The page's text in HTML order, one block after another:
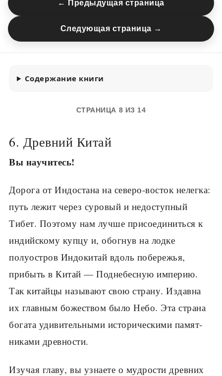
← Предыдущая страница
Следующая страница →
Содержание книги
СТРАНИЦА 8 ИЗ 14
6. Древний Китай
Вы научитесь!
Дорога от Индостана на северо-восток нелегка:
путь лежит через суровый и недоступный
Тибет. Поэтому нам лучше присоединиться к
индийскому купцу и, обогнув на лодке
полуостров Индокитай вдоль побережья,
прибыть в Китай — Поднебесную империю.
Так китайцы называют свою страну. Издавна
их главным божеством было Небо. Эта страна
богата удивительными историческими памят­
никами древности.
Изучая главу, вы узнаете о мудрости древних